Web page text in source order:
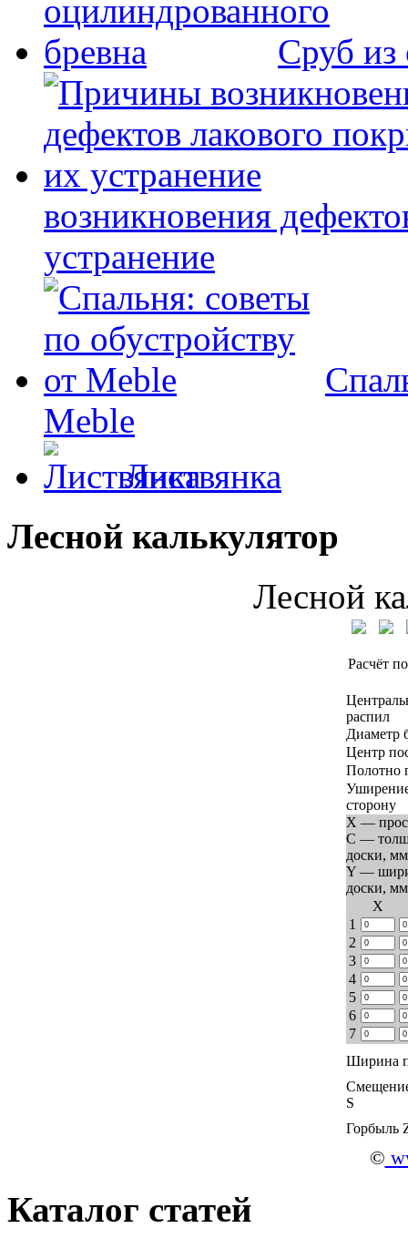
Сруб из
возникновения
устранение
Meble
Листвянка
Лесной калькулятор
Лесной
Расчёт
распил
Диаметр
Центр
Полотно
сторону
X —
C —
доски, мм
Y —
доски, мм
Х
1
2
3
4
5
6
7
Ширина
S
Горбыль
©
Каталог статей